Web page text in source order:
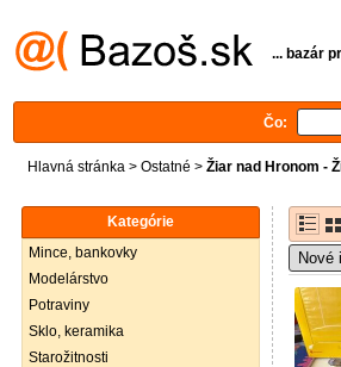
... bazár
Čo:
Hlavná stránka > Ostatné > Žiar nad Hronom -
Kategórie
Mince, bankovky
Modelárstvo
Potraviny
Sklo, keramika
Starožitnosti
Nové